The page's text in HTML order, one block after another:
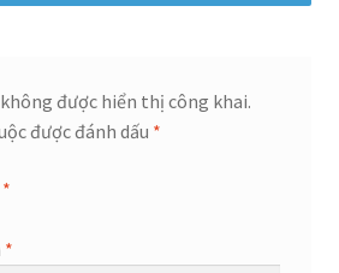
được hiển thị công khai.
được đánh dấu *
*
*